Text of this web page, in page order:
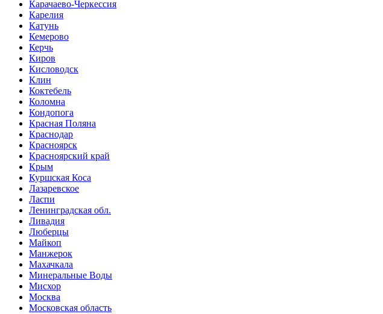
Карачаево-Черкессия
Карелия
Катунь
Кемерово
Керчь
Киров
Кисловодск
Клин
Коктебель
Коломна
Кондопога
Красная Поляна
Краснодар
Красноярск
Красноярский край
Крым
Куршская Коса
Лазаревское
Ласпи
Ленинградская обл.
Ливадия
Люберцы
Майкоп
Манжерок
Махачкала
Минеральные Воды
Мисхор
Москва
Московская область